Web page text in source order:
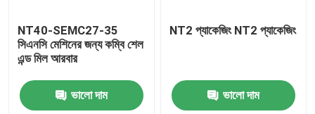
NT40-SEMC27-35
সিএনসি মেশিনের জন্য কম্বি শেল
এন্ড মিল আরবার
ভালো দাম
NT2 প্যাকেজিং NT2 প্যাকেজিং
ভালো দাম